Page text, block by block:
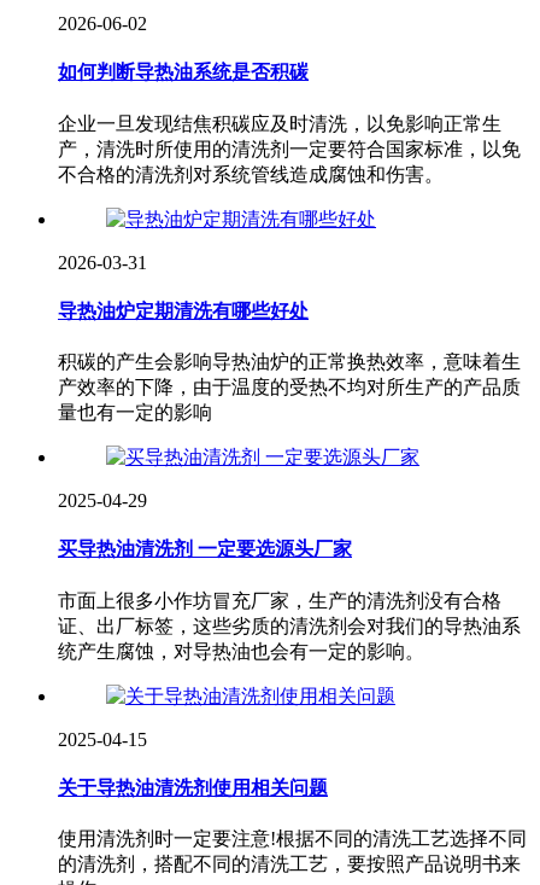
2026-06-02
如何判断导热油系统是否积碳
企业一旦发现结焦积碳应及时清洗，以免影响正常生
产，清洗时所使用的清洗剂一定要符合国家标准，以免
不合格的清洗剂对系统管线造成腐蚀和伤害。
2026-03-31
导热油炉定期清洗有哪些好处
积碳的产生会影响导热油炉的正常换热效率，意味着生
产效率的下降，由于温度的受热不均对所生产的产品质
量也有一定的影响
2025-04-29
买导热油清洗剂 一定要选源头厂家
市面上很多小作坊冒充厂家，生产的清洗剂没有合格
证、出厂标签，这些劣质的清洗剂会对我们的导热油系
统产生腐蚀，对导热油也会有一定的影响。
2025-04-15
关于导热油清洗剂使用相关问题
使用清洗剂时一定要注意!根据不同的清洗工艺选择不同
的清洗剂，搭配不同的清洗工艺，要按照产品说明书来